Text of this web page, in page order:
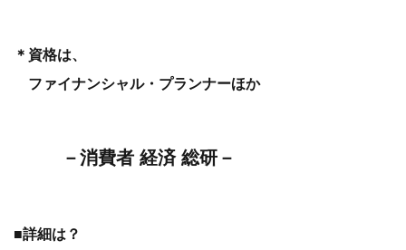
＊資格は、
ファイナンシャル・プランナーほか
－消費者 経済 総研－
■詳細は？